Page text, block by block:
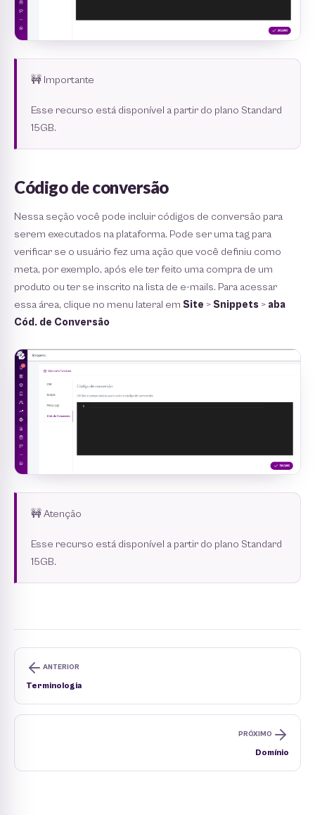
🚧 Importante
Esse recurso está disponível a partir do plano Standard
15GB.
Código de conversão
Nessa seção você pode incluir códigos de conversão para
serem executados na plataforma. Pode ser uma tag para
verificar se o usuário fez uma ação que você definiu como
meta, por exemplo, após ele ter feito uma compra de um
produto ou ter se inscrito na lista de e-mails. Para acessar
essa área, clique no menu lateral em Site > Snippets > aba
Cód. de Conversão
🚧 Atenção
Esse recurso está disponível a partir do plano Standard
15GB.
ANTERIOR
Terminologia
PRÓXIMO
Domínio